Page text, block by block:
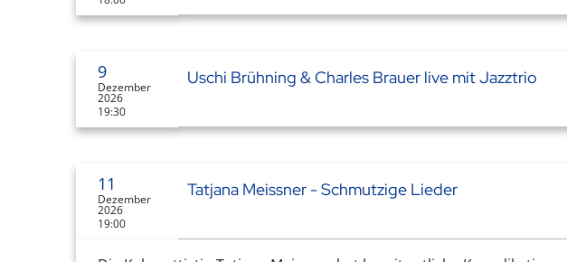
9
Dezember
2026
19:30
Uschi Brühning & Charles Brauer live mit Jazztrio
11
Dezember
2026
19:00
Tatjana Meissner - Schmutzige Lieder